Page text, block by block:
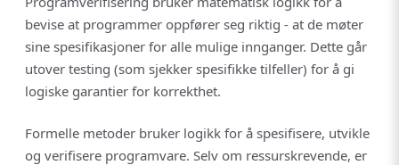
bevise at programmer oppfører seg riktig - at de møter
sine spesifikasjoner for alle mulige innganger. Dette går
utover testing (som sjekker spesifikke tilfeller) for å gi
logiske garantier for korrekthet.
Formelle metoder bruker logikk for å spesifisere, utvikle
og verifisere programvare. Selv om ressurskrevende, er